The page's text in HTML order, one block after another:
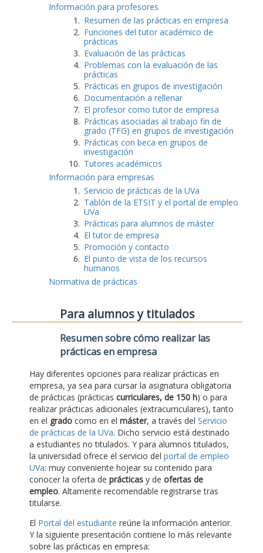
Información para profesores
Resumen de las prácticas en empresa
Funciones del tutor académico de
prácticas
Evaluación de las prácticas
Problemas con la evaluación de las
prácticas
Prácticas en grupos de investigación
Documentación a rellenar
El profesor como tutor de empresa
Prácticas asociadas al trabajo fin de
grado (TFG) en grupos de investigación
Prácticas con beca en grupos de
investigación
Tutores académicos
Información para empresas
Servicio de prácticas de la UVa
Tablón de la ETSIT y el portal de empleo
UVa
Prácticas para alumnos de máster
El tutor de empresa
Promoción y contacto
El punto de vista de los recursos
humanos
Normativa de prácticas
Para alumnos y titulados
Resumen sobre cómo realizar las
prácticas en empresa
Hay diferentes opciones para realizar prácticas en
empresa, ya sea para cursar la asignatura obligatoria
de prácticas (prácticas curriculares, de 150 h) o para
realizar prácticas adicionales (extracurriculares), tanto
en el grado como en el máster, a través del Servicio
de prácticas de la UVa. Dicho servicio está destinado
a estudiantes no titulados. Y para alumnos titulados,
la universidad ofrece el servicio del portal de empleo
UVa: muy conveniente hojear su contenido para
conocer la oferta de prácticas y de ofertas de
empleo. Altamente recomendable registrarse tras
titularse.
El Portal del estudiante reúne la información anterior.
Y la siguiente presentación contiene lo más relevante
sobre las prácticas en empresa: